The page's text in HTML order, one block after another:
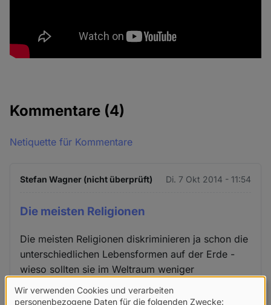
Kommentare (4)
Netiquette für Kommentare
Stefan Wagner (nicht überprüft) Di. 7 Okt 2014 - 11:54
Die meisten Religionen
Die meisten Religionen diskriminieren ja schon die
unterschiedlichen Lebensformen auf der Erde -
wieso sollten sie im Weltraum weniger
egozentrisch sein?
Verwendung
Wir verwenden Cookies und verarbeiten
personenbezogene Daten für die folgenden Zwecke: